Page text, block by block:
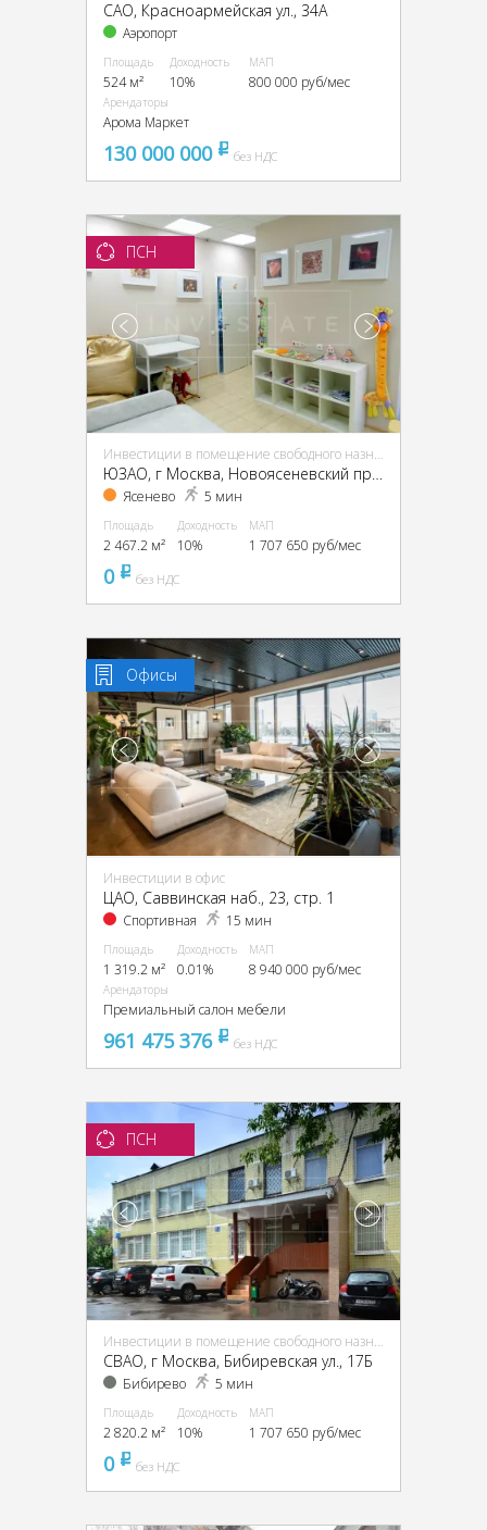
CАО, Красноармейская ул., 34А
Аэропорт
Площадь
524 м²
Доходность
10%
МАП
800 000 руб/мес
Арендаторы
Арома Маркет
130 000 000 pуббез НДС
ПСН
Инвестиции в помещение свободного назначения (ПСН)
ЮЗАО, г Москва, Новоясеневский пр-т, 13, кор. 2
Ясенево 5 мин
Площадь
2 467.2 м²
Доходность
10%
МАП
1 707 650 руб/мес
0 pуббез НДС
Офисы
Инвестиции в офис
ЦАО, Саввинская наб., 23, стр. 1
Спортивная 15 мин
Площадь
1 319.2 м²
Доходность
0.01%
МАП
8 940 000 руб/мес
Арендаторы
Премиальный салон мебели
961 475 376 pуббез НДС
ПСН
Инвестиции в помещение свободного назначения (ПСН)
CВАО, г Москва, Бибиревская ул., 17Б
Бибирево 5 мин
Площадь
2 820.2 м²
Доходность
10%
МАП
1 707 650 руб/мес
0 pуббез НДС